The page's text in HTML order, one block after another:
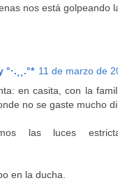
nos está golpeando
°·.¸¸.°* 11 de marzo de
en casita, con la
no se gaste mucho
las luces
en la ducha.